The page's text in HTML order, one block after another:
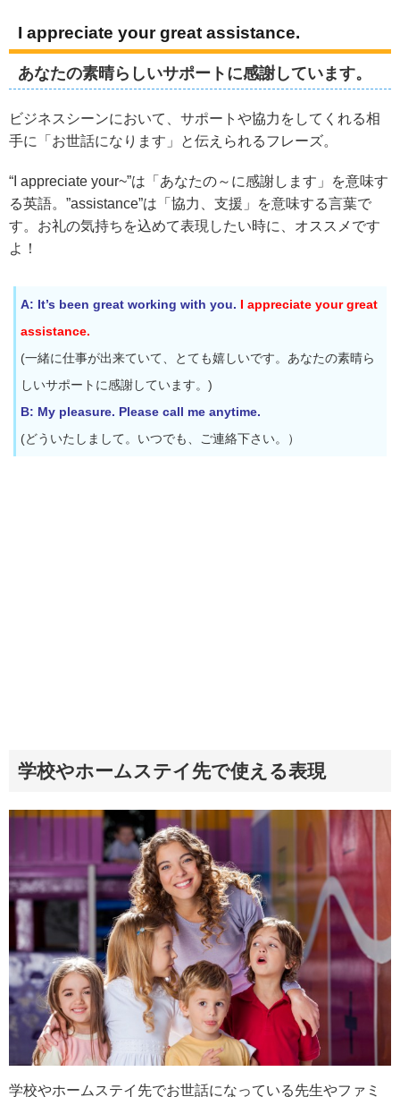
I appreciate your great assistance.
あなたの素晴らしいサポートに感謝しています。
ビジネスシーンにおいて、サポートや協力をしてくれる相
手に「お世話になります」と伝えられるフレーズ。
“I appreciate your~”は「あなたの～に感謝します」を意味す
る英語。”assistance”は「協力、支援」を意味する言葉で
す。お礼の気持ちを込めて表現したい時に、オススメです
よ！
A: It’s been great working with you. I appreciate your great
assistance.
(一緒に仕事が出来ていて、とても嬉しいです。あなたの素晴ら
しいサポートに感謝しています。)
B: My pleasure. Please call me anytime.
(どういたしまして。いつでも、ご連絡下さい。）
学校やホームステイ先で使える表現
学校やホームステイ先でお世話になっている先生やファミ